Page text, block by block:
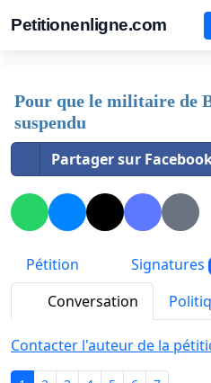
Petitionenligne.com
Pour que le militaire de
suspendu
Partager sur
Pétition Signatures
Conversation
Contacter l'auteur de la